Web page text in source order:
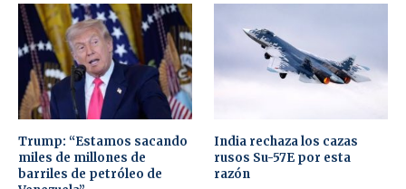
Trump: “Estamos sacando
miles de millones de
barriles de petróleo de
India rechaza los cazas
rusos Su-57E por esta
razón